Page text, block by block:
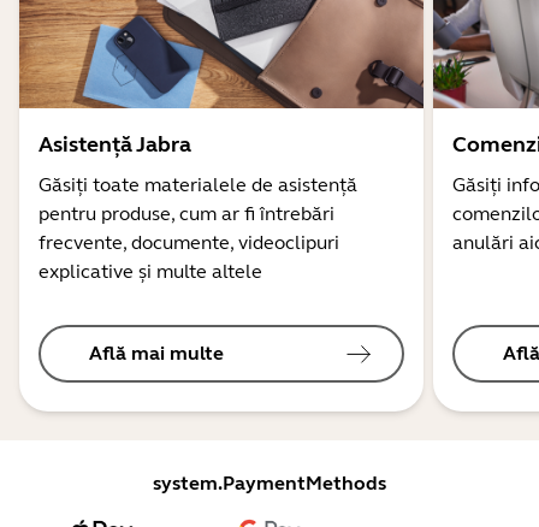
Asistență Jabra
Găsiți toate materialele de asistență
pentru produse, cum ar fi întrebări
frecvente, documente, videoclipuri
explicative și multe altele
Află mai multe
Găsiți
anulări
system.PaymentMethods